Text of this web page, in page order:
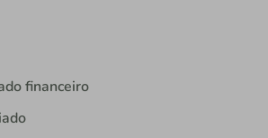
financeiro